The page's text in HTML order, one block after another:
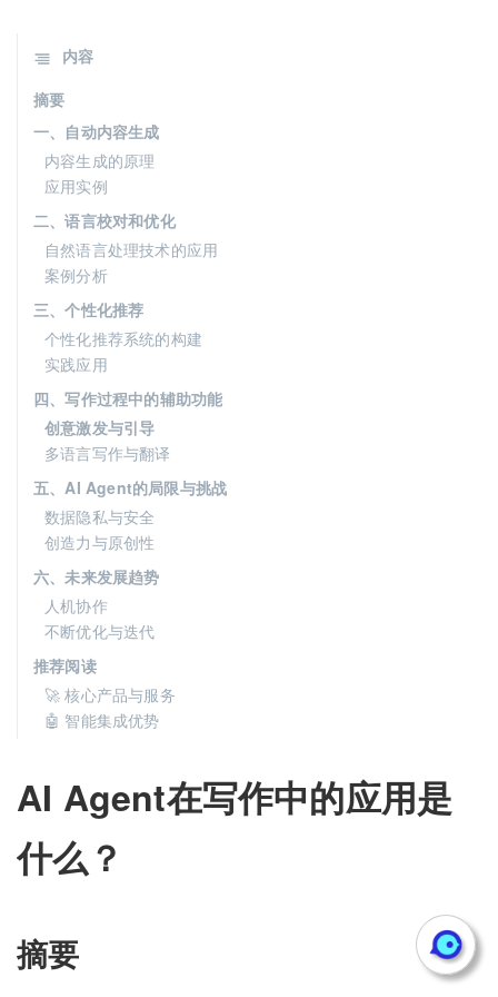
AI Agent在写作中的应用是
什么？
摘要
内容
摘要
一、自动内容生成
内容生成的原理
应用实例
二、语言校对和优化
自然语言处理技术的应用
案例分析
三、个性化推荐
个性化推荐系统的构建
实践应用
四、写作过程中的辅助功能
创意激发与引导
多语言写作与翻译
五、AI Agent的局限与挑战
数据隐私与安全
创造力与原创性
六、未来发展趋势
人机协作
不断优化与迭代
推荐阅读
🚀 核心产品与服务
🤖 智能集成优势